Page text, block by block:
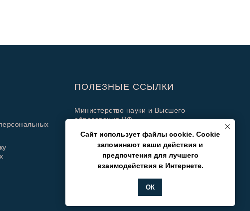
Сайт использует файлы cookie. Cookie
запоминают ваши действия и
предпочтения для лучшего
взаимодействия в Интернете.
ОК
ПОЛЕЗНЫЕ ССЫЛКИ
Министерство науки и Высшего
образования РФ
Министерство просвещения РФ